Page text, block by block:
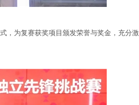
，为复赛获奖项目颁发荣誉与奖金，充分激